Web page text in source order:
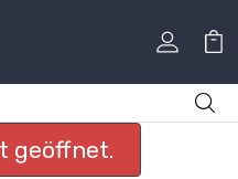
geöffnet.